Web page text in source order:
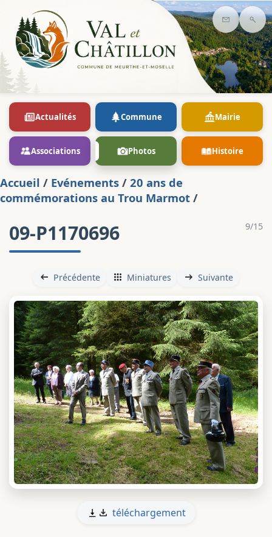
Contact
Actualités Commune Mairie
Associations Photos Histoire
Accueil / Evénements / 20 ans de
commémorations au Trou Marmot /
9/15
09-P1170696
Précédente Miniatures Suivante
téléchargement